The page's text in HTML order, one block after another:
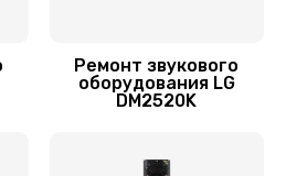
руб.Ремонт звукового
оборудования LG
DM2520K